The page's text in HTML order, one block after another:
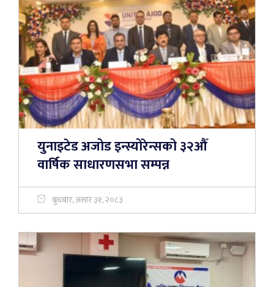
युनाइटेड अजोड इन्स्योरेन्सको ३२औँ
वार्षिक साधारणसभा सम्पन्न
बुधबार, असार ३१, २०८३